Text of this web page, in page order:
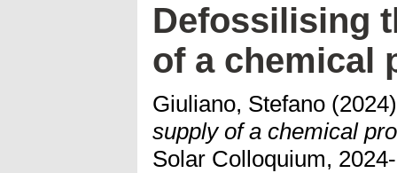
Defossilising
of a chemical
Giuliano, Stefano
supply of a chemical
Solar Colloquium,